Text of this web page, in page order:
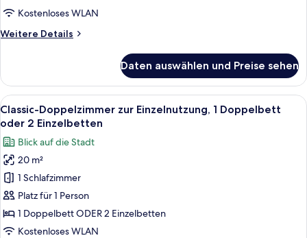
Kostenloses WLAN
Weitere Details
Weitere
Verbindungszimmer
Daten auswählen und Preise sehen
Alle
Fotos
für
Classic-
Doppelzimmer
zur
Einzelnutzung,
1
Doppelbett
Ein modernes Hotelzimmer mit
3
Classic-Doppelzimmer zur Einzelnutzung, 1 Doppelbett
oder 2 Einzelbetten
Blick auf die Stadt
20 m²
1 Schlafzimmer
Platz für 1 Person
1 Doppelbett ODER 2 Einzelbetten
Kostenloses WLAN